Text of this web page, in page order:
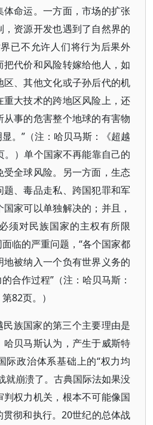
命运。一方面，市场的扩张
资源开发也遇到了自然界的
已不允许人们将行为后果外
代价和风险转嫁给他人，如
、其他文化或子孙后代的机
大技术的跨地区风险上，还
事的危害整个地球的有害物
。”（注：哈贝马斯：《超越
。）单个国家不再能靠自己的
全球风险。另一方面，生态
、毒品走私、跨国犯罪和军
家可以单独解决的；并且，
须对民族国家的主权有所限
临的严重问题，“各个国家都
被纳入一个负有世界义务的
合作过程”（注：哈贝马斯：
第82页。）
族国家的第三个主要理由是
贝马斯认为，产生于威斯特
际政治体系基础上的“权力均
就崩溃了。古典国际法如果没
权力机关，根本不可能像国
彻和执行。20世纪的总体战